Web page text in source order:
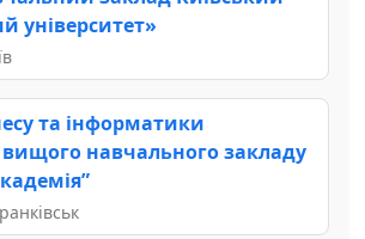
університет»
та інформатики
навчального закладу